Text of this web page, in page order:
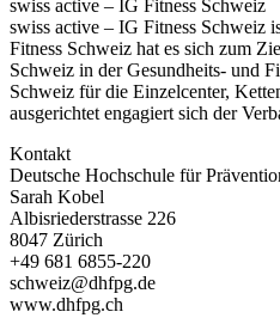
swiss active – IG Fitness Schweiz
swiss active – IG Fitness Schweiz
Fitness Schweiz hat es sich zum
Schweiz in der Gesundheits- und
Schweiz für die Einzelcenter,
ausgerichtet engagiert sich der
Kontakt
Deutsche Hochschule für
Sarah Kobel
Albisriederstrasse 226
8047 Zürich
+49 681 6855-220
schweiz@dhfpg.de
www.dhfpg.ch